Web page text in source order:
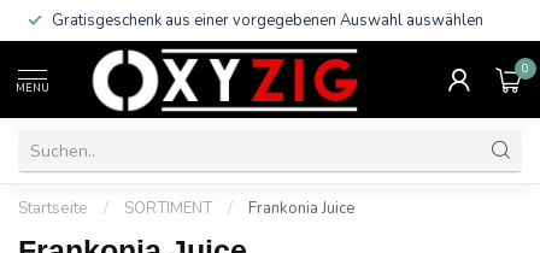
Gratisgeschenk aus einer vorgegebenen Auswahl auswählen
MENU
0
Startseite / SORTIMENT / Frankonia Juice